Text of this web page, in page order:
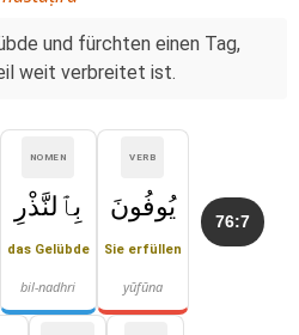
und fürchten einen Tag,
weit verbreitet ist.
76:7
VERB
يُوفُونَ
Sie erfüllen
yūfūna
NOMEN
بِٱلنَّذْرِ
das Gelübde
bil-nadhri